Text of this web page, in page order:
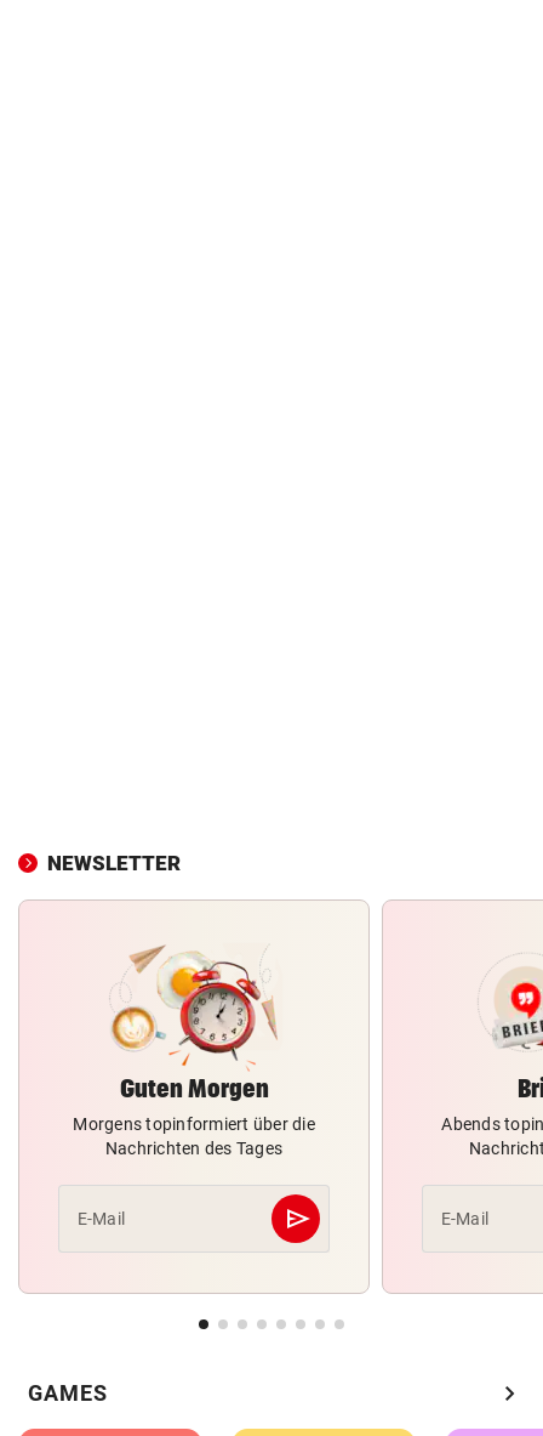
NEWSLETTER
Guten Morgen
Morgens topinformiert über die
Nachrichten des Tages
E-Mail send
Abschicken
Abends
E-Mail
GAMES chevron_right